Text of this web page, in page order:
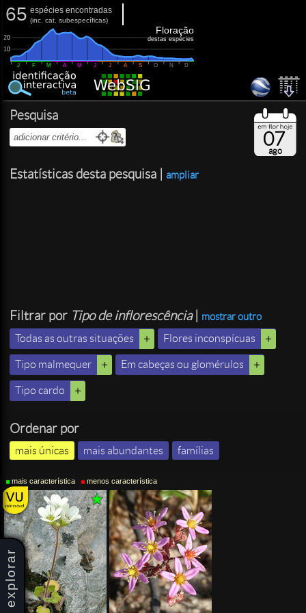
explorar
65 espécies encontradas
(inc. cat. subespecíficas)
10
20
J F M A M J J A S O N D
Floração
destas espécies
Pesquisa
Estatísticas desta pesquisa | ampliar
Filtrar por Tipo de inflorescência|
mostrar outro
Todas as outras situações
Flores inconspícuas
Tipo malmequer Em cabeças ou glomérulos
Tipo cardo
07
ago
Ordenar por
mais únicas mais abundantes famílias
mais característica menos característica